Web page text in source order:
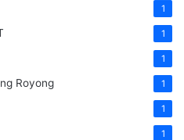
1
1
1
Royong 1
1
1